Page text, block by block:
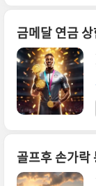
골프후 손가락